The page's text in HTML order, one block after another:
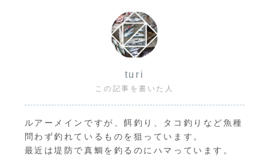
turi
この記事を書いた人
ルアーメインですが、餌釣り、タコ釣りなど魚種
問わず釣れているものを狙っています。
最近は堤防で真鯛を釣るのにハマっています。